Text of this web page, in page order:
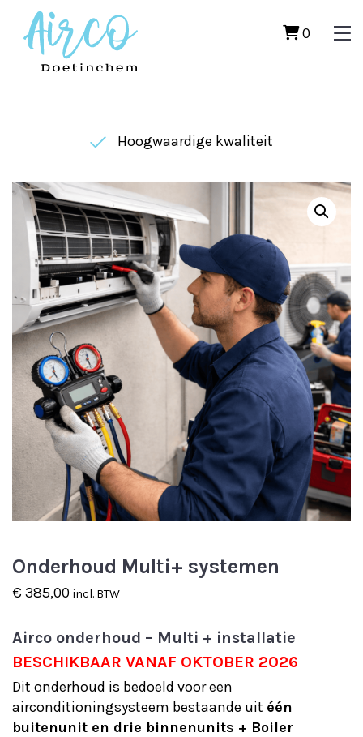
0
Hoogwaardige kwaliteit
Onderhoud Multi+ systemen
€ 385,00 incl. BTW
Airco onderhoud – Multi + installatie
BESCHIKBAAR VANAF OKTOBER 2026
Dit onderhoud is bedoeld voor een
airconditioningsysteem bestaande uit één
buitenunit en drie binnenunits + Boiler